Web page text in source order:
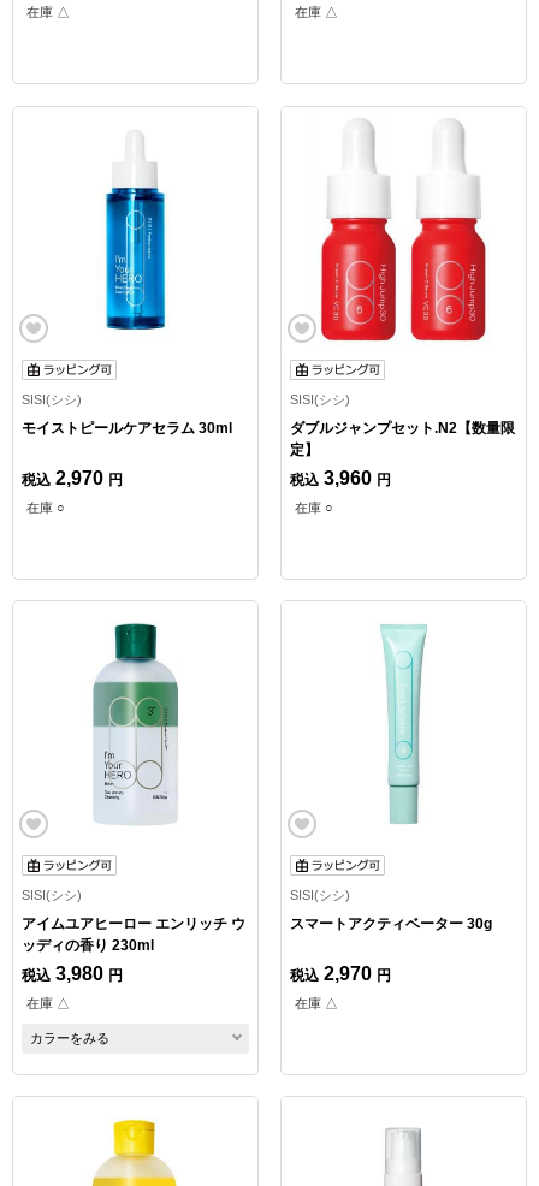
在庫 △ 在庫 △
SISI(シシ)
モイストピールケアセラム 30ml
税込 2,970 円
在庫 ○
SISI(シシ)
ダブルジャンプセット.N2【数量限
定】
税込 3,960 円
在庫 ○
SISI(シシ)
アイムユアヒーロー エンリッチ ウ
ッディの香り 230ml
税込 3,980 円
在庫 △
カラーをみる
SISI(シシ)
スマートアクティベーター 30g
税込 2,970 円
在庫 △